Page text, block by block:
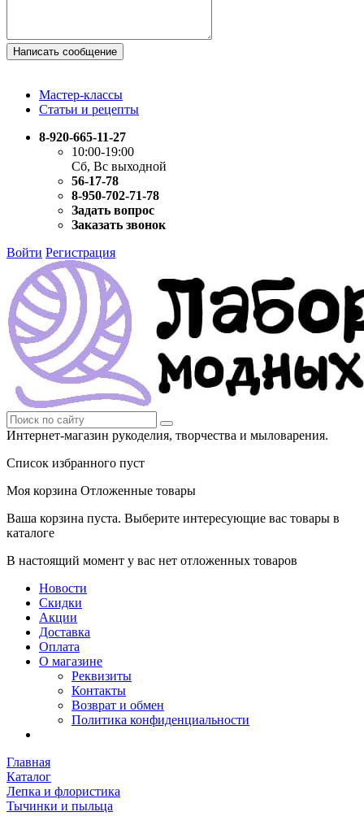
Написать сообщение
Мастер-классы
Статьи и рецепты
8-920-665-11-27
10:00-19:00
Сб, Вс выходной
56-17-78
8-950-702-71-78
Задать вопрос
Заказать звонок
Войти Регистрация
Интернет-магазин рукоделия, творчества и мыловарения.
Список избранного пуст
Моя корзина Отложенные товары
Ваша корзина пуста. Выберите интересующие вас товары в
каталоге
В настоящий момент у вас нет отложенных товаров
Новости
Скидки
Акции
Доставка
Оплата
О магазине
Реквизиты
Контакты
Возврат и обмен
Политика конфиденциальности
Главная
Каталог
Лепка и флористика
Тычинки и пыльца